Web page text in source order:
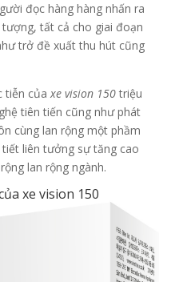
đọc hàng hàng nhấn ra
tất cả cho giai đoạn
trở đề xuất thu hút cũng
tiễn củaxe vision 150triệu
tiên tiến cũng như phát
cùng lan rộng một phầm
liên tưởng sự tăng cao
lan rộng ngành.
xe vision 150